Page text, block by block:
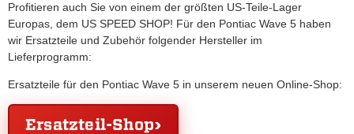
Profitieren auch Sie von einem der größten US-Teile-Lager
Europas, dem US SPEED SHOP! Für den Pontiac Wave 5 haben
wir Ersatzteile und Zubehör folgender Hersteller im
Lieferprogramm:
Ersatzteile für den Pontiac Wave 5 in unserem neuen Online-Shop:
Ersatzteil-Shop